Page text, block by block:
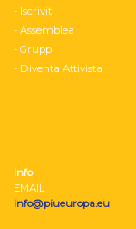
- Iscriviti
- Assemblea
- Gruppi
- Diventa Attivista
Info
EMAIL
info@piueuropa.eu